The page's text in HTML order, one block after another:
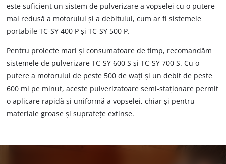
este suficient un sistem de pulverizare a vopselei cu o putere
mai redusă a motorului și a debitului, cum ar fi sistemele
portabile TC-SY 400 P și TC-SY 500 P.
Pentru proiecte mari și consumatoare de timp, recomandăm
sistemele de pulverizare TC-SY 600 S și TC-SY 700 S. Cu o
putere a motorului de peste 500 de wați și un debit de peste
600 ml pe minut, aceste pulverizatoare semi-staționare permit
o aplicare rapidă și uniformă a vopselei, chiar și pentru
materiale groase și suprafețe extinse.